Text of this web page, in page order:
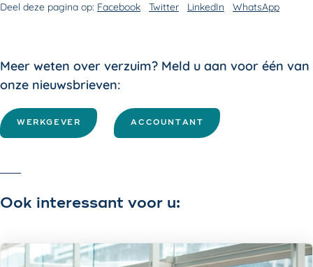
Deel deze pagina op: Facebook Twitter LinkedIn WhatsApp
Meer weten over verzuim? Meld u aan voor één van
onze nieuwsbrieven:
WERKGEVER ACCOUNTANT
Ook interessant voor u: